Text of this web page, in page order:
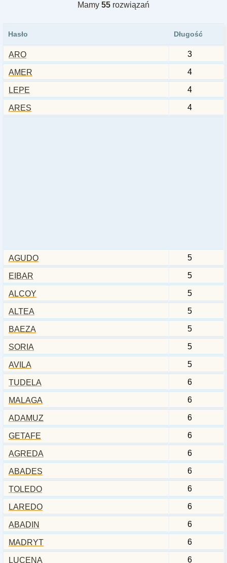
Mamy 55 rozwiązań
Hasło Długość
ARO 3
AMER 4
LEPE 4
ARES 4
AGUDO 5
EIBAR 5
ALCOY 5
ALTEA 5
BAEZA 5
SORIA 5
AVILA 5
TUDELA 6
MALAGA 6
ADAMUZ 6
GETAFE 6
AGREDA 6
ABADES 6
TOLEDO 6
LAREDO 6
ABADIN 6
MADRYT 6
LUCENA 6